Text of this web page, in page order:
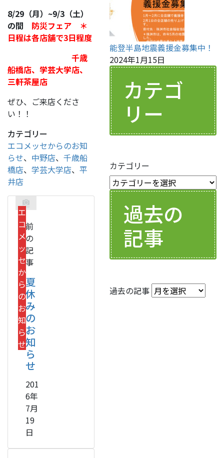
8/29（月）~9/3（土）
の間 防災フェア ＊
日程は各店舗で3日程度
千歳
船橋店、学芸大学店、
三軒茶屋店
ぜひ、ご来店くださ
い！！
カテゴリー
エコメッセからのお知
らせ、 中野店、 千歳船
橋店、 学芸大学店、 平
井店
エ
コ
メ
ッ
セ
か
ら
の
お
知
ら
せ
前
の
記
事
夏
休
み
の
お
知
ら
せ
201
6年
7月
19
日
能登半島地震義援金募集中！
2024年1月15日
カテゴ
リー
カテゴリー
過去の
記事
過去の記事